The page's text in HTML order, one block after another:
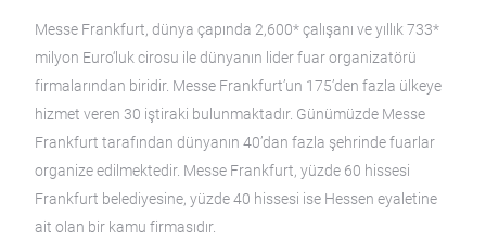
Messe Frankfurt, dünya çapında 2,600* çalışanı ve yıllık 733*
milyon Euro‘luk cirosu ile dünyanın lider fuar organizatörü
firmalarından biridir. Messe Frankfurt’un 175’den fazla ülkeye
hizmet veren 30 iştiraki bulunmaktadır. Günümüzde Messe
Frankfurt tarafından dünyanın 40’dan fazla şehrinde fuarlar
organize edilmektedir. Messe Frankfurt, yüzde 60 hissesi
Frankfurt belediyesine, yüzde 40 hissesi ise Hessen eyaletine
ait olan bir kamu firmasıdır.